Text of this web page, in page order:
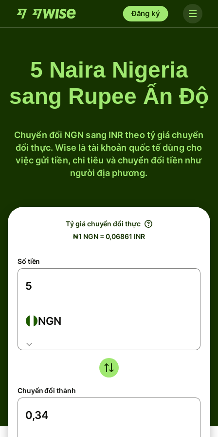
Đăng ký
5 Naira Nigeria
sang Rupee Ấn Độ
Chuyển đổi NGN sang INR theo tỷ giá chuyển
đổi thực. Wise là tài khoản quốc tế dùng cho
việc gửi tiền, chi tiêu và chuyển đổi tiền như
người địa phương.
Tỷ giá chuyển đổi thực
₦1 NGN = 0,06861 INR
Số tiền
NGN
Chuyển đổi thành